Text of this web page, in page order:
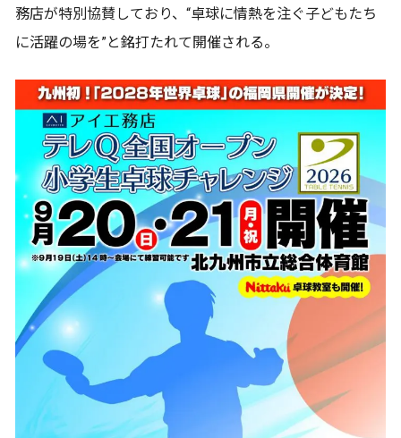
務店が特別協賛しており、“卓球に情熱を注ぐ子どもたち
に活躍の場を”と銘打たれて開催される。